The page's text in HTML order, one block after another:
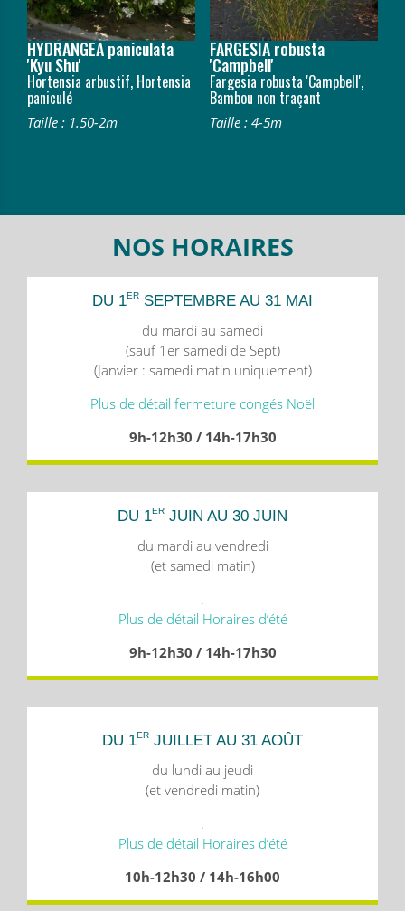
HYDRANGEA paniculata
'Kyu Shu'
Hortensia arbustif, Hortensia
paniculé
Taille : 1.50-2m
FARGESIA robusta
'Campbell'
Fargesia robusta 'Campbell',
Bambou non traçant
Taille : 4-5m
NOS HORAIRES
DU 1ER SEPTEMBRE AU 31 MAI
du mardi au samedi
(sauf 1er samedi de Sept)
(Janvier : samedi matin uniquement)
Plus de détail fermeture congés Noël
9h-12h30 / 14h-17h30
DU 1ER JUIN AU 30 JUIN
du mardi au vendredi
(et samedi matin)
.
Plus de détail Horaires d’été
9h-12h30 / 14h-17h30
DU 1ER JUILLET AU 31 AOÛT
du lundi au jeudi
(et vendredi matin)
.
Plus de détail Horaires d’été
10h-12h30 / 14h-16h00